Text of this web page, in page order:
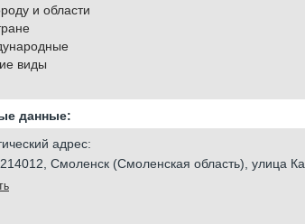
и области
виды
данные:
адрес:
214012, Смоленск (Смоленская область), улица